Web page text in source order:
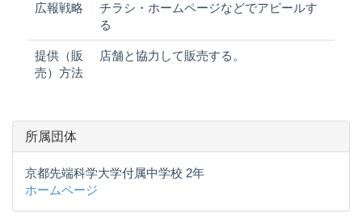
広報戦略
チラシ・ホームページなどでアピールす
る
提供（販
売）方法
店舗と協力して販売する。
所属団体
京都先端科学大学付属中学校 2年
ホームページ